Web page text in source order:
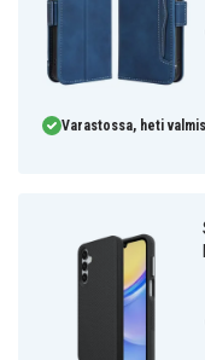
Varastossa, heti